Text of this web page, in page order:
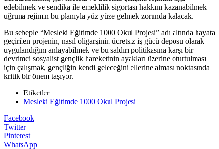
edebilmek ve sendika ile emeklilik sigortası hakkını kazanabilmek
uğruna rejimin bu planıyla yüz yüze gelmek zorunda kalacak.
Bu sebeple “Mesleki Eğitimde 1000 Okul Projesi” adı altında hayata
geçirilen projenin, nasıl oligarşinin ücretsiz iş gücü deposu olarak
uygulandığını anlayabilmek ve bu saldırı politikasına karşı bir
devrimci sosyalist gençlik hareketinin ayakları üzerine oturtulması
için çalışmak, gençliğin kendi geleceğini ellerine alması noktasında
kritik bir önem taşıyor.
Etiketler
Mesleki Eğitimde 1000 Okul Projesi
Facebook
Twitter
Pinterest
WhatsApp